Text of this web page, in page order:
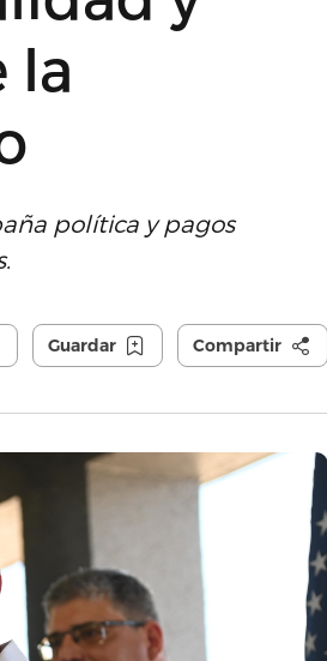
la
política y pagos
Guardar Compartir